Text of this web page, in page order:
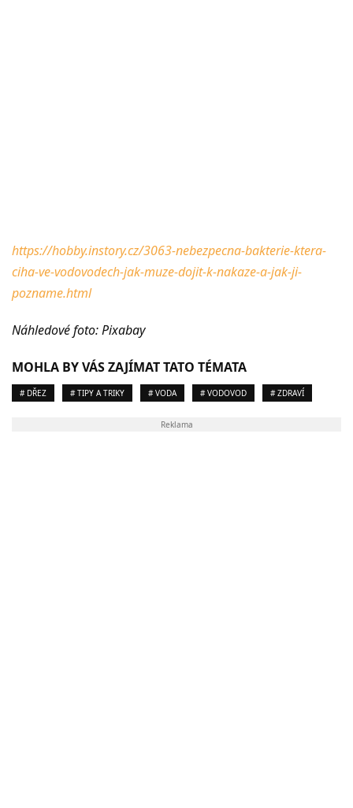
https://hobby.instory.cz/3063-nebezpecna-bakterie-ktera-
ciha-ve-vodovodech-jak-muze-dojit-k-nakaze-a-jak-ji-
pozname.html
Náhledové foto: Pixabay
MOHLA BY VÁS ZAJÍMAT TATO TÉMATA
# DŘEZ # TIPY A TRIKY # VODA # VODOVOD # ZDRAVÍ
Reklama